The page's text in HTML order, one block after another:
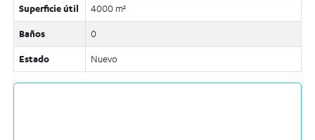
Superficie útil 4000 m²
Baños 0
Estado Nuevo